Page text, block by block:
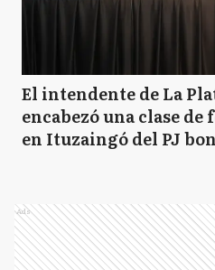
El intendente de La
encabezó una clase
en Ituzaingó del PJ
Ads